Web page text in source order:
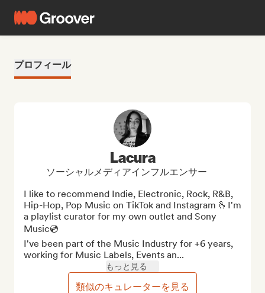
プロフィール
Lacura
ソーシャルメディアインフルエンサー
I like to recommend Indie, Electronic, Rock, R&B,
Hip-Hop, Pop Music on TikTok and Instagram 🫰I'm
a playlist curator for my own outlet and Sony
Music💿
I've been part of the Music Industry for +6 years,
working for Music Labels, Events an...
もっと見る
類似のキュレーターを見る